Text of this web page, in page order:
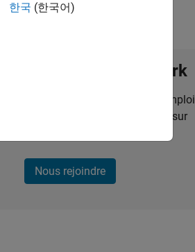
notre Talent Network
alertes pour des opportunités d'emploi
des articles et des actualités sur
Nous rejoindre
한국 (한국어)